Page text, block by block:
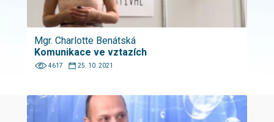
Mgr. Charlotte Benátská
Komunikace ve vztazích
4617 25. 10. 2021